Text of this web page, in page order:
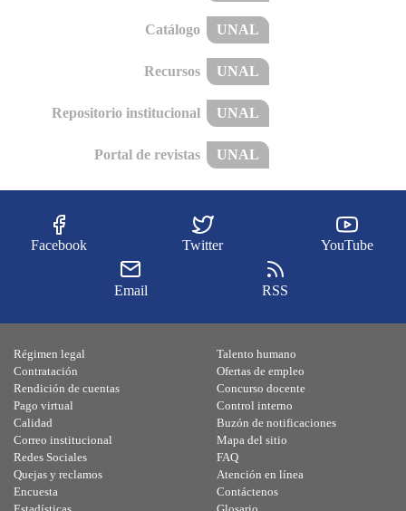
Catálogo UNAL
Recursos UNAL
Repositorio institucional UNAL
Portal de revistas UNAL
Facebook Twitter YouTube
Email RSS
Régimen legal
Contratación
Rendición de cuentas
Pago virtual
Calidad
Talento humano
Ofertas de empleo
Concurso docente
Control interno
Buzón de notificaciones
Correo institucional
Redes Sociales
Quejas y reclamos
Encuesta
Mapa del sitio
FAQ
Atención en línea
Contáctenos